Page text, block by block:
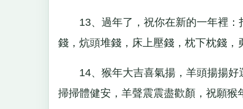
13、過年了，祝你在新的一年裡：
錢，炕頭堆錢，床上壓錢，枕下枕錢，
14、猴年大吉喜氣揚，羊頭揚揚好
掃掃體健安，羊聲震震盡歡顏，祝願猴